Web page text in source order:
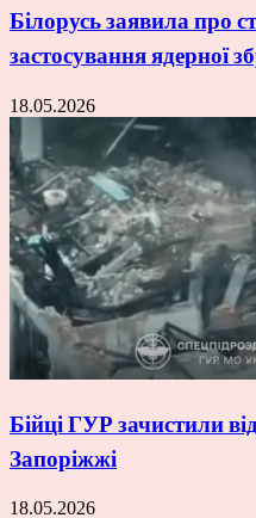
Білорусь заявила про
застосування ядерної
18.05.2026
Бійці ГУР зачистили
Запоріжжі
18.05.2026